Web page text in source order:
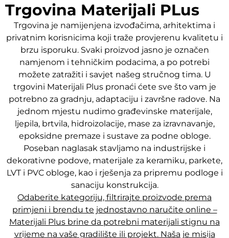
Trgovina Materijali PLus
Trgovina je namijenjena izvođačima, arhitektima i
privatnim korisnicima koji traže provjerenu kvalitetu i
brzu isporuku. Svaki proizvod jasno je označen
namjenom i tehničkim podacima, a po potrebi
možete zatražiti i savjet našeg stručnog tima. U
trgovini Materijali Plus pronaći ćete sve što vam je
potrebno za gradnju, adaptaciju i završne radove. Na
jednom mjestu nudimo građevinske materijale,
ljepila, brtvila, hidroizolacije, mase za izravnavanje,
epoksidne premaze i sustave za podne obloge.
Poseban naglasak stavljamo na industrijske i
dekorativne podove, materijale za keramiku, parkete,
LVT i PVC obloge, kao i rješenja za pripremu podloge i
sanaciju konstrukcija.
Odaberite kategoriju, filtrirajte proizvode prema
primjeni i brendu te jednostavno naručite online –
Materijali Plus brine da potrebni materijali stignu na
vrijeme na vaše gradilište ili projekt. Naša je misija